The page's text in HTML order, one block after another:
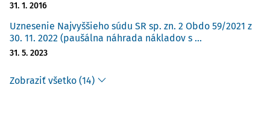
31. 1. 2016
Uznesenie Najvyššieho súdu SR sp. zn. 2 Obdo 59/2021 z
30. 11. 2022 (paušálna náhrada nákladov s ...
31. 5. 2023
Zobraziť všetko (14)